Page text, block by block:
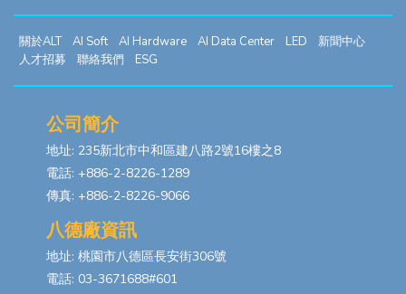
關於ALT AI Soft AI Hardware AI Data Center LED
新聞中心
人才招募
聯絡我們 ESG
公司簡介
地址: 235新北市中和區建八路2號16樓之8
電話: +886-2-8226-1289
傳真: +886-2-8226-9066
八德廠資訊
地址: 桃園市八德區長安街306號
電話: 03-3671688#601